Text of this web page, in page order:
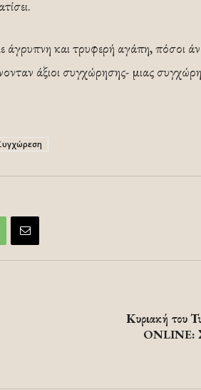
και τρυφερή αγάπη, πόσοι
άξιοι συγχώρησης- μιας
Κυριακή του
ONLINE: